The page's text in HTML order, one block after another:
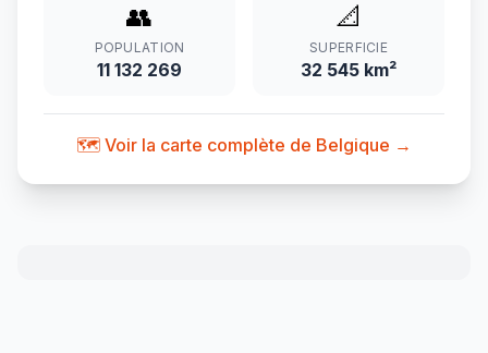
👥
POPULATION
11 132 269
📐
SUPERFICIE
32 545 km²
🗺️ Voir la carte complète de Belgique →